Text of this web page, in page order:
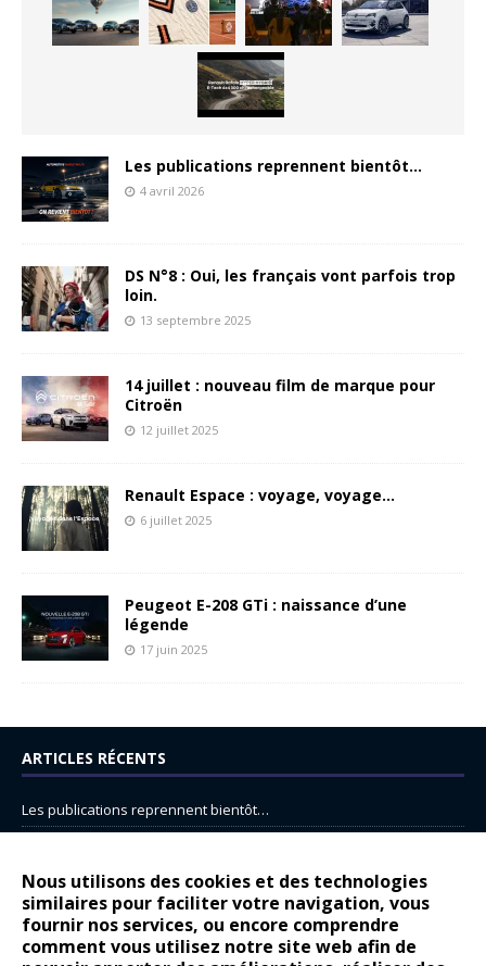
Nous utilisons des cookies et des technologies
similaires pour faciliter votre navigation, vous
fournir nos services, ou encore comprendre
comment vous utilisez notre site web afin de
Les publications reprennent bientôt…
4 avril 2026
DS N°8 : Oui, les français vont parfois trop
loin.
13 septembre 2025
14 juillet : nouveau film de marque pour
Citroën
12 juillet 2025
Renault Espace : voyage, voyage…
6 juillet 2025
Peugeot E-208 GTi : naissance d’une
légende
17 juin 2025
ARTICLES RÉCENTS
Les publications reprennent bientôt…
14 juillet : nouveau film de marque pour Citroën
Renault Espace : voyage, voyage…
Peugeot E-208 GTi : naissance d’une légende